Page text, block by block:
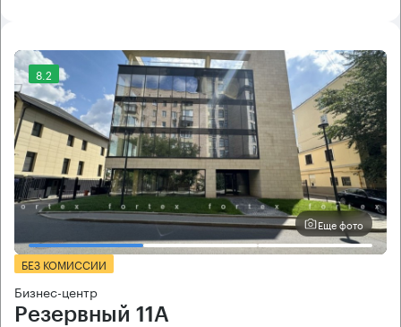
8.2
Еще фото
БЕЗ КОМИССИИ
Бизнес-центр
Резервный 11А